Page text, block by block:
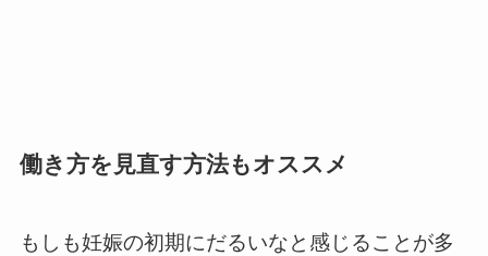
働き方を見直す方法もオススメ
もしも妊娠の初期にだるいなと感じることが多